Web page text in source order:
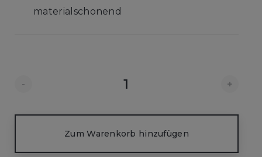
materialschonend
- +
Zum Warenkorb hinzufügen